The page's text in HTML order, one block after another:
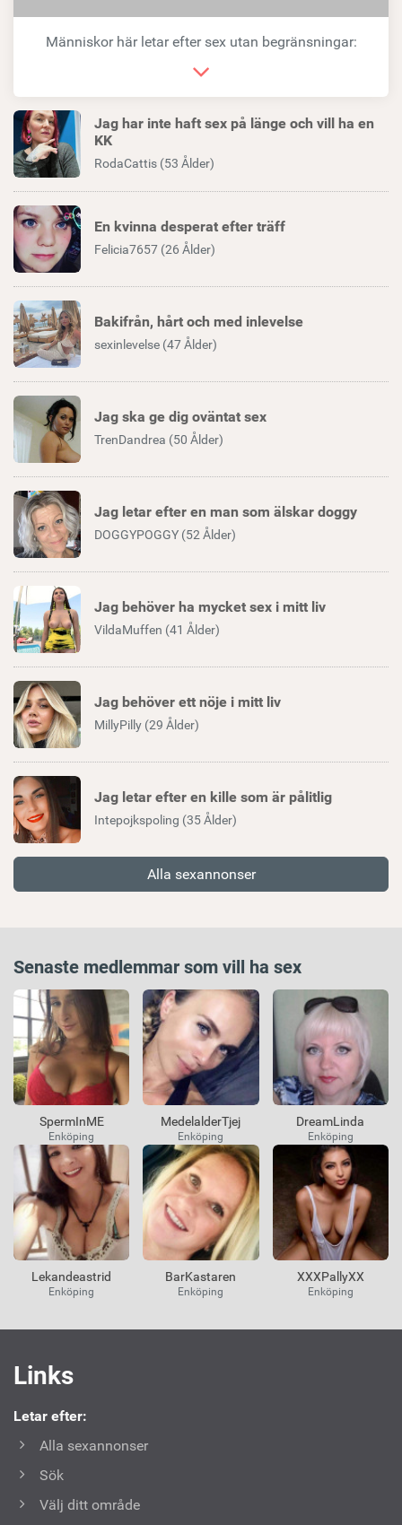
länk
Människor här letar efter sex utan begränsningar:
Jag har inte haft sex på länge och vill ha en
KK
RodaCattis (53 Ålder)
En kvinna desperat efter träff
Felicia7657 (26 Ålder)
Bakifrån, hårt och med inlevelse
sexinlevelse (47 Ålder)
Jag ska ge dig oväntat sex
TrenDandrea (50 Ålder)
Jag letar efter en man som älskar doggy
DOGGYPOGGY (52 Ålder)
Jag behöver ha mycket sex i mitt liv
VildaMuffen (41 Ålder)
Jag behöver ett nöje i mitt liv
MillyPilly (29 Ålder)
Jag letar efter en kille som är pålitlig
Intepojkspoling (35 Ålder)
Alla sexannonser
Senaste medlemmar som vill ha sex
SpermInME
Enköping
MedelalderTjej
Enköping
DreamLinda
Enköping
Lekandeastrid
Enköping
BarKastaren
Enköping
XXXPallyXX
Enköping
Användbara
länkar
Links
Letar efter:
Alla sexannonser
Sök
Välj ditt område